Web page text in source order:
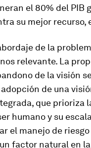
el 80% del PIB
su mejor recurso,
de la
relevante. La
de la visión
de una
que prioriza
humano y su
el manejo de riesgo
factor natural en la